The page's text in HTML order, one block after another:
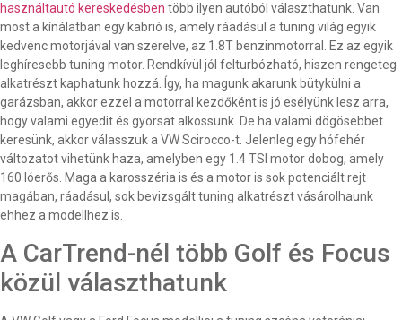
használtautó kereskedésben több ilyen autóból választhatunk. Van
most a kínálatban egy kabrió is, amely ráadásul a tuning világ egyik
kedvenc motorjával van szerelve, az 1.8T benzinmotorral. Ez az egyik
leghíresebb tuning motor. Rendkívül jól felturbózható, hiszen rengeteg
alkatrészt kaphatunk hozzá. Így, ha magunk akarunk bütykülni a
garázsban, akkor ezzel a motorral kezdőként is jó esélyünk lesz arra,
hogy valami egyedit és gyorsat alkossunk. De ha valami dögösebbet
keresünk, akkor válasszuk a VW Scirocco-t. Jelenleg egy hófehér
változatot vihetünk haza, amelyben egy 1.4 TSI motor dobog, amely
160 lóerős. Maga a karosszéria is és a motor is sok potenciált rejt
magában, ráadásul, sok bevizsgált tuning alkatrészt vásárolhaunk
ehhez a modellhez is.
A CarTrend-nél több Golf és Focus
közül választhatunk